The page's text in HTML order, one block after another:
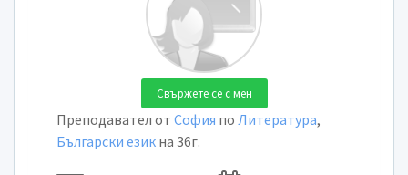
Свържете се с мен
Преподавател от София по Литература,
Български език на 36г.